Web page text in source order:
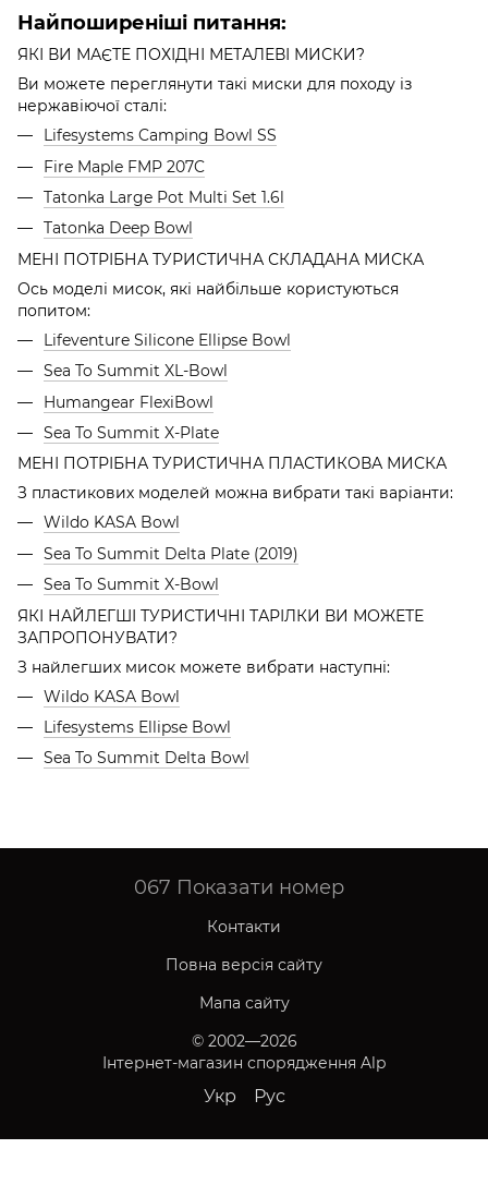
Найпоширеніші питання:
ЯКІ ВИ МАЄТЕ ПОХІДНІ МЕТАЛЕВІ МИСКИ?
Ви можете переглянути такі миски для походу із
нержавіючої сталі:
Lifesystems Camping Bowl SS
Fire Maple FMP 207C
Tatonka Large Pot Multi Set 1.6l
Tatonka Deep Bowl
МЕНІ ПОТРІБНА ТУРИСТИЧНА СКЛАДАНА МИСКА
Ось моделі мисок, які найбільше користуються
попитом:
Lifeventure Silicone Ellipse Bowl
Sea To Summit XL-Bowl
Humangear FlexiBowl
Sea To Summit X-Plate
МЕНІ ПОТРІБНА ТУРИСТИЧНА ПЛАСТИКОВА МИСКА
З пластикових моделей можна вибрати такі варіанти:
Wildo KASA Bowl
Sea To Summit Delta Plate (2019)
Sea To Summit X-Bowl
ЯКІ НАЙЛЕГШІ ТУРИСТИЧНІ ТАРІЛКИ ВИ МОЖЕТЕ
ЗАПРОПОНУВАТИ?
З найлегших мисок можете вибрати наступні:
Wildo KASA Bowl
Lifesystems Ellipse Bowl
Sea To Summit Delta Bowl
067 Показати номер
Контакти
Повна версія сайту
Мапа сайту
© 2002—2026
Інтернет-магазин спорядження Alp
Укр Рус